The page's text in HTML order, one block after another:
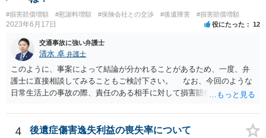
います。費用面も含めて、弁護士さんを検討してみるとよいかもしれ
ませんね。 かなり具体的な話も多くなっているので、法律事務所に問
い合わせてみるとよいと思います。
#損害賠償増額 #慰謝料増額 #保険会社との交渉 #後遺障害 #損害賠償増額
2023年6月17日 役にたった 12
交通事故に強い弁護士
清水 卓 弁護士
このように、事案によって結論が分かれることがあるため、一度、弁
護士に直接相談してみることもご検討下さい。 なお、今回のような
日常生活上の事故の際、責任のある相手に対して損害賠償請求する際
す（ご自宅の火災保険や自動車の任意保険等を確認してみて下さい。
加入したつもりがなくても、確認してみたら付いていたということが
4 後遺症傷害逸失利益の喪失率について